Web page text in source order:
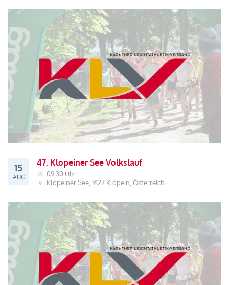
15
AUG
47. Klopeiner See Volkslauf
09:30 Uhr
Klopeiner See, 9122 Klopein, Österreich